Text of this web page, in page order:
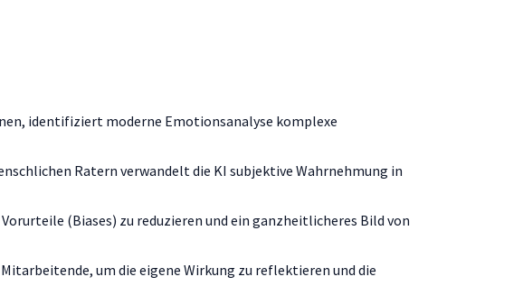
identifiziert moderne Emotionsanalyse komplexe
Ratern verwandelt die KI subjektive Wahrnehmung in
(Biases) zu reduzieren und ein ganzheitlicheres Bild von
um die eigene Wirkung zu reflektieren und die